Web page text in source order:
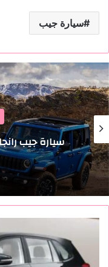
سيارة جيب
سيارة جيب رانجلر 2023 المواصفات